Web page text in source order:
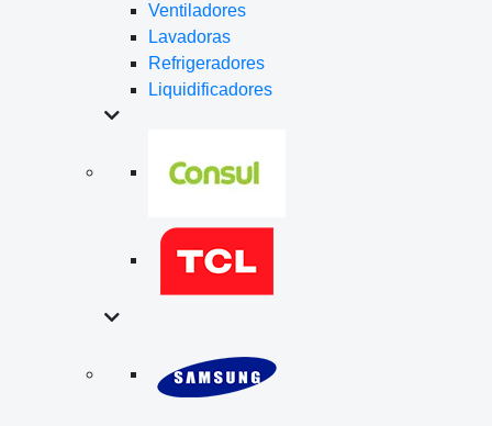
Ventiladores
Lavadoras
Refrigeradores
Liquidificadores